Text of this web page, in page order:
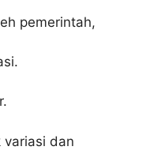
pemerintah,
dan